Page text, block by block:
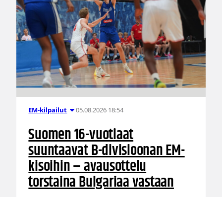
EM-kilpailut 05.08.2026 18:54
Suomen 16-vuotiaat
suuntaavat B-divisioonan EM-
kisoihin – avausottelu
torstaina Bulgariaa vastaan